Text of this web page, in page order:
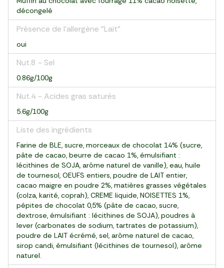
décongelé
Présence de l'allergène "Lait"
oui
Nut.8 - Sel
0.86g/100g
Nut.4 - Acides gras saturés
5.6g/100g
Liste des ingrédients
Farine de BLE, sucre, morceaux de chocolat 14% (sucre,
pâte de cacao, beurre de cacao 1%, émulsifiant :
lécithines de SOJA, arôme naturel de vanille), eau, huile
de tournesol, OEUFS entiers, poudre de LAIT entier,
cacao maigre en poudre 2%, matières grasses végétales
(colza, karité, coprah), CREME liquide, NOISETTES 1%,
pépites de chocolat 0,5% (pâte de cacao, sucre,
dextrose, émulsifiant : lécithines de SOJA), poudres à
lever (carbonates de sodium, tartrates de potassium),
poudre de LAIT écrémé, sel, arôme naturel de cacao,
sirop candi, émulsifiant (lécithines de tournesol), arôme
naturel.